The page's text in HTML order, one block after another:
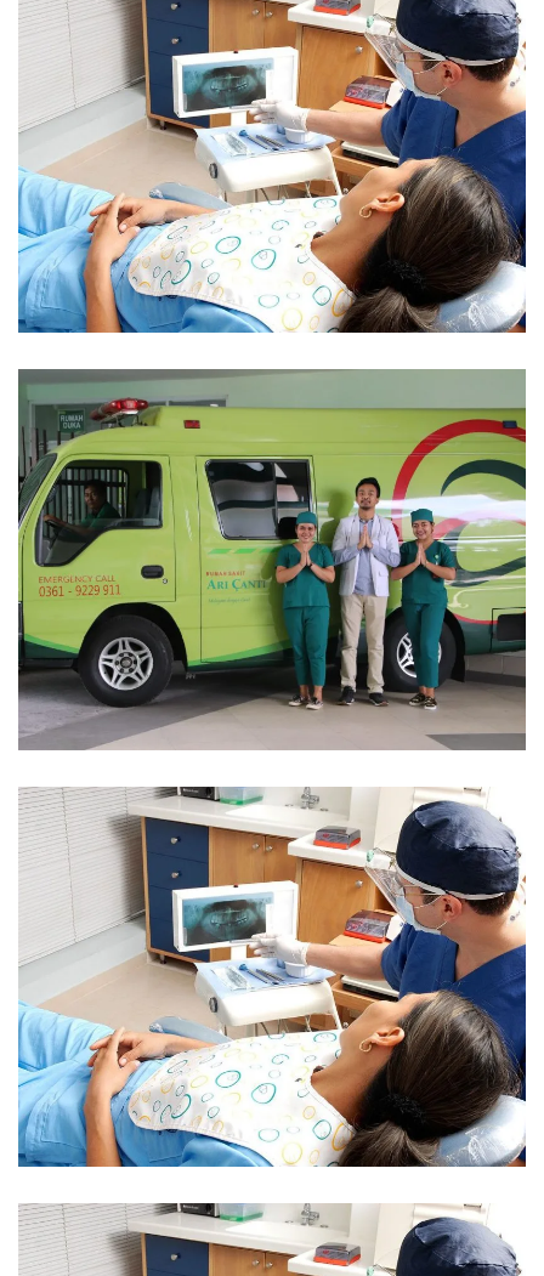
Diagnostic Imagine
Perawatan Intensif Pharmacy
Orthodontics Surgery & Transplants
Instalasi Gawat Darurat Perawatan Intensif
Rehabilitation Center
Pharmacy Poli Executive